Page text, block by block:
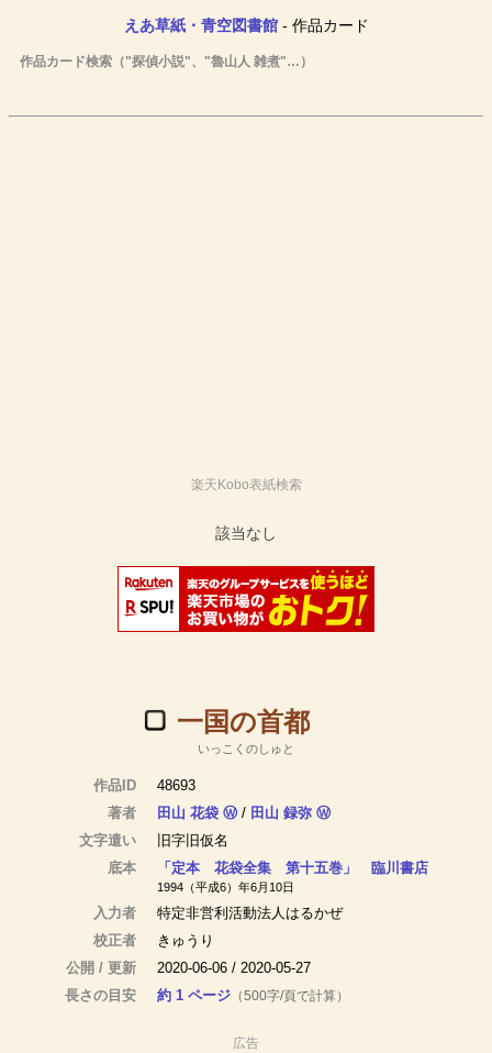
えあ草紙・青空図書館- 作品カード
作品カード検索（"探偵小説"、"魯山人 雑煮"…）
楽天Kobo表紙検索
一国の首都
いっこくのしゅと
作品ID
48693
著者
田山 花袋 Ⓦ/ 田山 録弥 Ⓦ
文字遣い
旧字旧仮名
底本
「定本 花袋全集 第十五巻」 臨川書店
1994（平成6）年6月10日
入力者
特定非営利活動法人はるかぜ
校正者
きゅうり
公開 / 更新
2020-06-06 / 2020-05-27
長さの目安
約 1 ページ（500字/頁で計算）
広告